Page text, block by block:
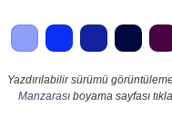
Yazdırılabilir sürümü
Manzarası boyama sayfası